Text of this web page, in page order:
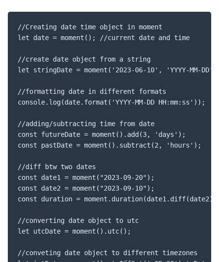
//Creating date time object in moment
let date = moment(); //current date and time
//create date object from a string
let stringDate = moment('2023-06-10', 'YYYY-MM-
//formatting date in different formats
console.log(date.format('YYYY-MM-DD HH:mm:ss'));
//adding/subtracting time from date
const futureDate = moment().add(3, 'days');
const pastDate = moment().subtract(2, 'hours');
//diff btw two dates
const date1 = moment("2023-09-20");
const date2 = moment("2023-09-10");
const duration =
//converting date object to utc
let utcDate = moment().utc();
//conveting date object to different timezones